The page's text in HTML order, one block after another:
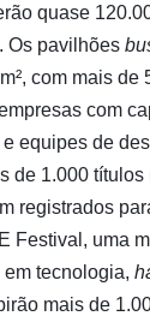
quase
Os pavilhões
com mais de
com
equipes de
de 1.000
registrados
Festival, uma
tecnologia,
mais de